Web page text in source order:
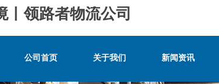
全境丨领路者物流公司
公司首页 关于我们 新闻资讯